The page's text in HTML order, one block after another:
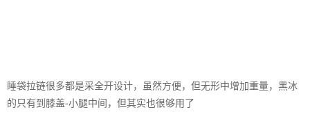
睡袋拉链很多都是采全开设计，虽然方便，但无形中增加重量，黑冰
的只有到膝盖-小腿中间，但其实也很够用了